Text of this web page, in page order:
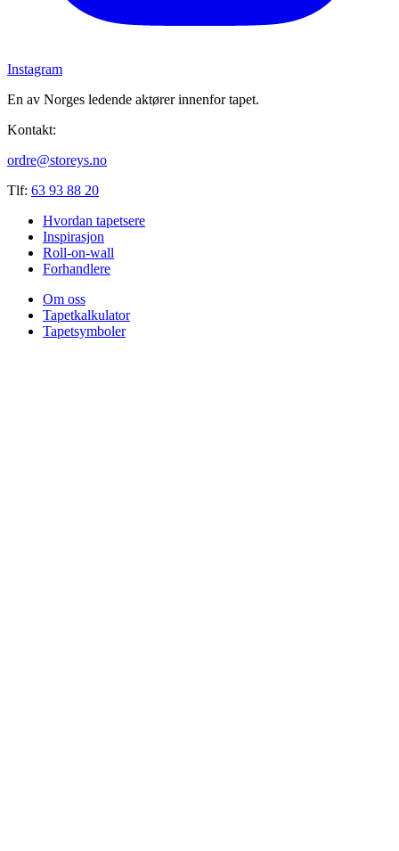
Instagram
En av Norges ledende aktører innenfor tapet.
Kontakt:
ordre@storeys.no
Tlf: 63 93 88 20
Hvordan tapetsere
Inspirasjon
Roll-on-wall
Forhandlere
Om oss
Tapetkalkulator
Tapetsymboler